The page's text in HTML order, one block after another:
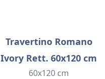
Travertino Romano
Ivory Rett. 60x120 cm
60x120 cm